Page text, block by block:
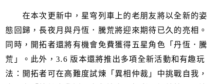
在本次更新中，星穹列車上的老朋友將以全新的姿
態回歸，長夜月與丹恆．騰荒將迎來期待已久的亮相。
同時，開拓者還將有機會免費獲得五星角色「丹恆．騰
荒」。此外，3.6 版本還將推出多項全新活動和有趣玩
法：開拓者可在高難度試煉「異相仲裁」中挑戰自我，